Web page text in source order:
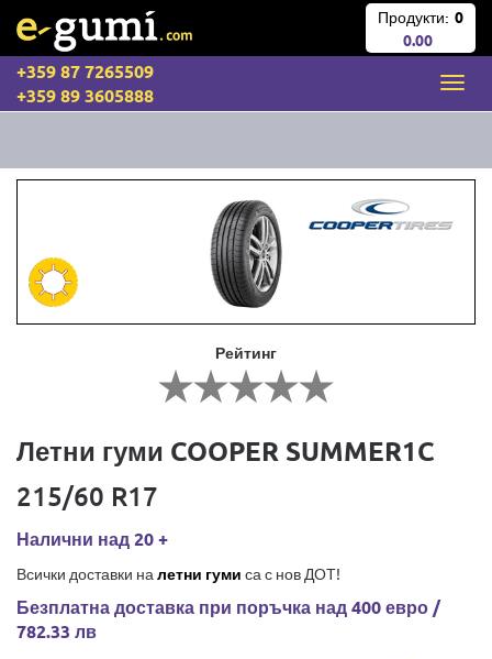
Продукти: 0
0.00
+359 87 7265509
+359 89 3605888
Рейтинг
Летни гуми COOPER SUMMER1C
215/60 R17
Налични над 20 +
Всички доставки на летни гуми са с нов ДОТ!
Безплатна доставка при поръчка над 400 евро /
782.33 лв